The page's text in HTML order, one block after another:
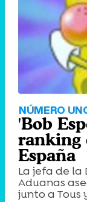
NÚMERO
'Bob
ranking
España
La jefa de la
Aduanas
junto a Tous